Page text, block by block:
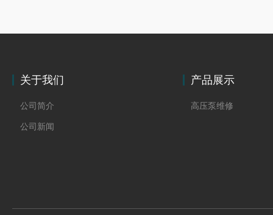
关于我们
公司简介
公司新闻
产品展示
高压泵维修